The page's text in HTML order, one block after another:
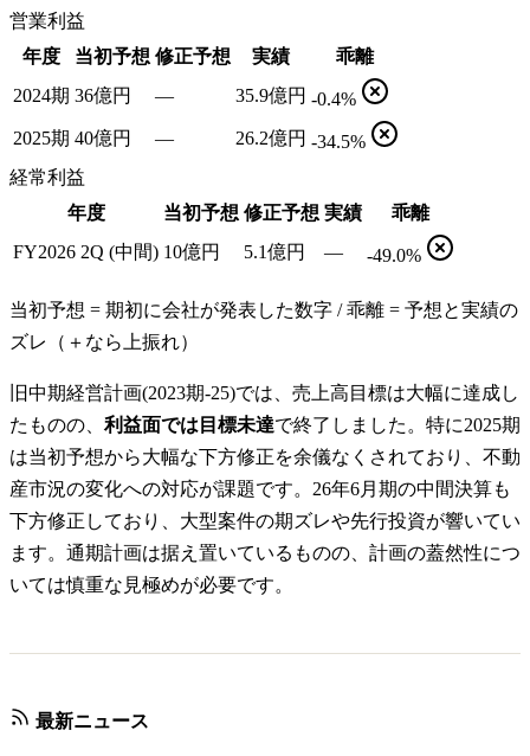
営業利益
年度
当初予想 修正予想 実績
乖離
2024期 36億円 — 35.9億円 -0.4%
2025期 40億円 — 26.2億円 -34.5%
経常利益
年度
当初予想 修正予想 実績
乖離
FY2026 2Q (中間) 10億円 5.1億円 — -49.0%
当初予想 = 期初に会社が発表した数字 / 乖離 = 予想と実績の
ズレ（＋なら上振れ）
旧中期経営計画(2023期-25)では、売上高目標は大幅に達成し
たものの、 利益面では目標未達で終了しました。特に2025期
は当初予想から大幅な下方修正を余儀なくされており、不動
産市況の変化への対応が課題です。26年6月期の中間決算も
下方修正しており、大型案件の期ズレや先行投資が響いてい
ます。通期計画は据え置いているものの、計画の蓋然性につ
いては慎重な見極めが必要です。
最新ニュース